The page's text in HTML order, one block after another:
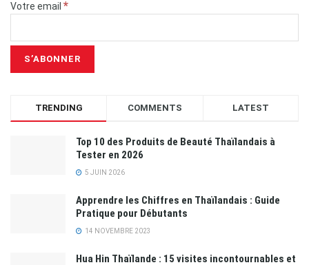
Votre email *
TRENDING COMMENTS LATEST
Top 10 des Produits de Beauté Thaïlandais à
Tester en 2026
5 JUIN 2026
Apprendre les Chiffres en Thaïlandais : Guide
Pratique pour Débutants
14 NOVEMBRE 2023
Hua Hin Thaïlande : 15 visites incontournables et